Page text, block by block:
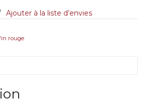
Ajouter à la liste d’envies
rouge